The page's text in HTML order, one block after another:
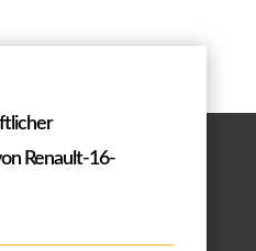
Renault-16-